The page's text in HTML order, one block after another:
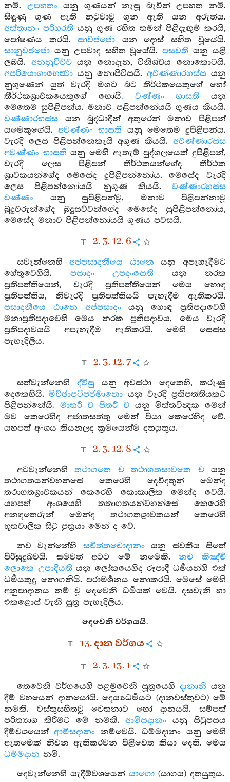
නමි. උපහතංයනු ගුණයන් නැසූ බැවින් උපහත නමි.
සිඳුණු ගුණ ඇති නටුවාවූ ගුන ඇති යන අරුත්ය.
අත්තානං පරිහරති යනු ගුණ රහිත තමන් පිළිදැඟුම් කරයි,
පෝෂණය කරයි. සාවජජො යන දොස් සහිත වූයේයි.
සානුවජජො යනු උපවාද සහිත වූයේයි.පසවති යනු යළි
ලබයි. අනනුචිච්චයනු නොදැන, විනිශ්චය නොකොටයි.
අපරියොගාහෙත්‍වා යනු නොපිවිසයි. අවණ්ණාරහස්ස යනු
නුගුණෙන් යුත් වැරදි මගට බට තීර්ථකයෙකුගේ හෝ
තීර්ථකශ්‍රාවකයෙකුගේ හෝයි. වණ්ණං භාසති යනු
මෙතෙම සුපිළිපන්ය. මනාව පළිපන්නේයයි ගුණය කියයි.
වණ්ණාරභස්ස යන බුද්ධාදීන් අතුරෙන් මනාව පිළිපන්
යමෙකුගේයි.අවණ්ණං භාසති යනු මෙතෙම දුපිළිපන්ය.
වැරදි ලෙස පිළිපන්නෙකැයි අගුණ කියයි. අවණ්ණාරස්ස
අවණ්ණං භාසති යනු මෙහි ඇතැම් පුද්ගලයෙක් දුපිළිපන්,
වැරදි ලෙස පිළිපන් තීර්ථකයන්ගේද තීර්ථක
ශ්‍රාවකයන්ගේද මෙසේද දුපිළිපන්නෝය. මෙසේද වැරදි
ලෙස පිළිපන්නෝයයි නුගුණ කියයි. වණ්ණාරහස්ස
වණ්ණං යනු සුපිළිපන්වූ, මනාව පිළිපන්නාවූ
බුදුවරුන්ගේද බුදුසව්වන්ගේද මෙසේද සුපිළිපන්නෝය,
මෙසේද මනාව පිළිපන්නෝයයි ගුණය පවසයි.
2. 3. 12. 6
සවැන්නෙහිඅප්පසාදනීයෙ ඨානෙ යනු අපැහැදීමට
හේතුවෙහියි. පසාදං උපදංසෙති යනු නරක
ප්‍රතිපත්තියෙන්, වැරදි ප්‍රතිපත්තියෙන් මෙය හොඳ
ප්‍රතිපත්තිය, නිවැරදි ප්‍රතිපත්තියයි පැහැදීම ඇතිකරයි.
පසාදනීයෙ ඨානෙ අප්පසාදංයනු හොඳ ප්‍රතිපදාවෙහි
මනාප්‍රතිපදාවෙහි මෙය නරක ප්‍රතිපදාවය, මෙය වැරදි
ප්‍රතිපදාවයයි අපැහැදීම ඇතිකරයි. මෙහි සෙස්ස
පැහැදිලිය.
2. 3. 12. 7
සත්වැන්නෙහි ද්විසුයනු අවස්ථා දෙකෙහි, කරුණු
දෙකෙහියි.මිච්ඡාපටිප්ජමානො යනු වැරදි ප්‍රතිපත්තියකට
පිළිපන්නේයි. මාතරී ච පිතරී චයනු මිත්තවින්‍දක මෙන්
මව කෙරෙහිද අජාතසත්තු මෙන් පියා කෙරෙහිද වේ.
යහපත් අංශය කියනලද ක්‍රමයෙන්ම දතයුතුය.
2. 3. 12. 8
අටවැන්නෙහිතථාගතෙ ච තථාගතසාවකෙ චයනු
තථාගතයන්වහනසේ කෙරෙහි දෙවිදතුන් මෙන්ද
තථාගතශ්‍රාවකයන් කෙරෙහි කොකාලික මෙන්ද වෙයි.
යහපත් අංශයෙහි තතාගතයන්වහන්සේ කෙරෙහි
අනඳතෙරුන් මෙන්ද තථාගතශ්‍රාවකයන් කෙරෙහි
භූතවාලික සිටු පුත්‍රයා මෙන් ද වේ.
නව වැන්නේහි සචිත්තචොදානංයනු ස්වකීය සිතේ
පිරිසුදුබවයි. සමවත් අටට මේ නමෙකි.නච කිඤ්චි
ලොකෙ උපාදියති යනු ලෝකයෙහිද රූපාදී ධර්‍මයන්හි එක්
ධර්‍මයකුදු නොගනියි. පරාමර්‍ශනය නොකරයි. මෙසේ මෙහි
අනුපාදානය නම් වූ දෙවෙනි ධර්‍මයක් වෙයි. දසවැනි හා
එකළොස් වැනි සූත්‍ර පැහැදිලිය.
දෙවෙනි වර්ගයයි.
13. දාන වර්ගය
2. 3. 13. 1
තෙවෙනි වර්ගයෙහි පළමුවෙනි සූත්‍රයෙහිදානානි යනු
දීම් වහයෙන් දානයෝයි. දෙය්‍යධර්‍මයට (දානවස්තුවට) මේ
නමකි. වස්තුසහිතවූ චෙතනාව හෝ දානයයි. සම්පත්
පරිත්‍යාග කිරීමට මේ නමකි.ආමිසදානං යනු සිවුපසය
දීම්වශයෙන්ආමිසදානං නම්වෙයි. ධම්මදානං යනු මෙහි
ඇතමෙක් නිවන ඇතිකරවන පිළිවෙත කියා දෙති. මෙය
ධම්මදාන නමි.
දෙවැන්නෙහි යැදීම්වශයෙන් යාගො (යාගය) දතයුතුය.